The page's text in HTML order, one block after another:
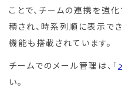
ことで、チームの連携を強
積され、時系列順に表示で
機能も搭載されています。
チームでのメール管理は、「
い。